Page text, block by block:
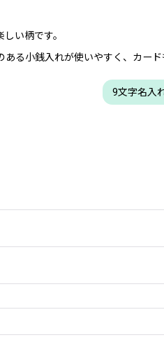
い柄です。
る小銭入れが使いやすく、カード
9文字名入